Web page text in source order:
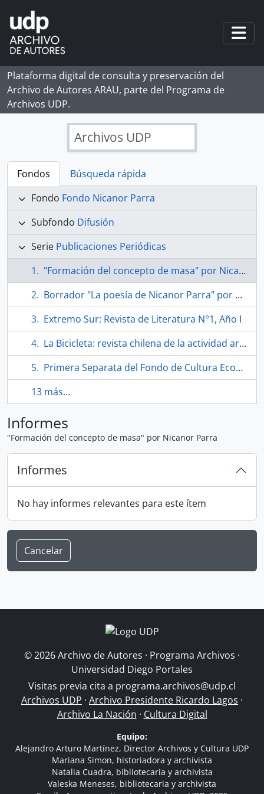
Skip to main content
Plataforma digital de consulta y preservación del
Archivo de Autores ARAU, parte del Programa de
Archivos UDP.
Archivos UDP
Fondos
Búsqueda rápida
Fondo Fondo Nicanor Parra
Subfondo Difusión
Serie Publicaciones Periódicas
"Formación del concepto de masa" por Nicanor Parra
Borrador "La poesía de Nicanor Parra" por Manuel Espinoza Orellana
Extremo Sur: Revista de Literatura N°1, Año I
La Bicicleta: revista chilena de la actividad artística N°6
Primera Separata del Fondo de Cultura Económica "Nicanor Parra 1914/1994"
13 más...
Informes
"Formación del concepto de masa" por Nicanor Parra
Informes
No hay informes relevantes para este ítem
Cancelar
© 2026 Archivo de Autores · Programa Archivos ·
Universidad Diego Portales
Visitas previa cita a programa.archivos@udp.cl
Archivos UDP · Archivo Presidente Ricardo Lagos ·
Archivo La Nación · Cultura Digital
Equipo:
Alejandro Arturo Martínez, Director Archivos y Cultura UDP
Mariana Simon, historiadora y archivista
Natalia Cuadra, bibliotecaria y archivista
Valeska Meneses, bibliotecaria y archivista